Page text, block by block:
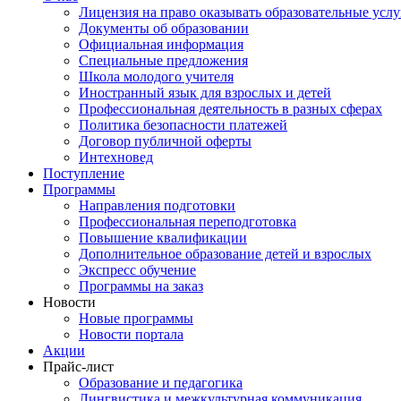
Лицензия на право оказывать образовательные
Документы об образовании
Официальная информация
Специальные предложения
Школа молодого учителя
Иностранный язык для взрослых и детей
Профессиональная деятельность в разных сферах
Политика безопасности платежей
Договор публичной оферты
Интехновед
Поступление
Программы
Направления подготовки
Профессиональная переподготовка
Повышение квалификации
Дополнительное образование детей и взрослых
Экспресс обучение
Программы на заказ
Новости
Новые программы
Новости портала
Акции
Прайс-лист
Образование и педагогика